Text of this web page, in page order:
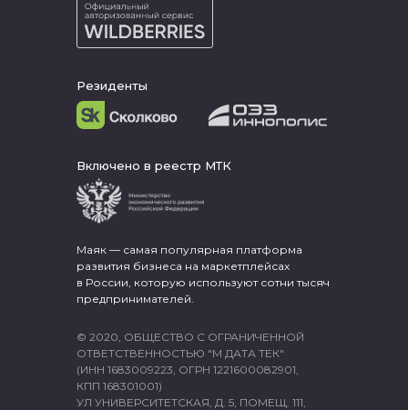
Резиденты
Включено в реестр МТК
Маяк — самая популярная платформа
развития бизнеса на маркетплейсах
в России, которую используют сотни тысяч
предпринимателей.
© 2020, ОБЩЕСТВО С ОГРАНИЧЕННОЙ
ОТВЕТСТВЕННОСТЬЮ "М ДАТА ТЕК"
(ИНН 1683009223, ОГРН 1221600082901,
КПП 168301001)
УЛ УНИВЕРСИТЕТСКАЯ, Д. 5, ПОМЕЩ. 111,